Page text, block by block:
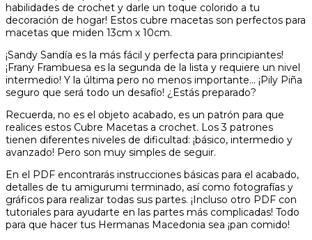
habilidades de crochet y darle un toque colorido a tu
decoración de hogar! Estos cubre macetas son perfectos para
macetas que miden 13cm x 10cm.
¡Sandy Sandía es la más fácil y perfecta para principiantes!
¡Frany Frambuesa es la segunda de la lista y requiere un nivel
intermedio! Y la última pero no menos importante… ¡Pily Piña
seguro que será todo un desafío! ¿Estás preparado?
Recuerda, no es el objeto acabado, es un patrón para que
realices estos Cubre Macetas a crochet. Los 3 patrones
tienen diferentes niveles de dificultad: ¡básico, intermedio y
avanzado! Pero son muy simples de seguir.
En el PDF encontrarás instrucciones básicas para el acabado,
detalles de tu amigurumi terminado, así como fotografías y
gráficos para realizar todas sus partes. ¡Incluso otro PDF con
tutoriales para ayudarte en las partes más complicadas! Todo
para que hacer tus Hermanas Macedonia sea ¡pan comido!